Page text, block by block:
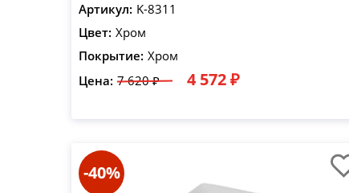
Артикул: K-8311
Цвет: Хром
Покрытие: Хром
Цена: 7 620 ₽ 4 572 ₽
-40%